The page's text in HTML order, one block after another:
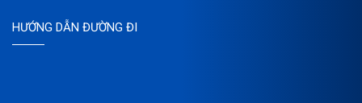
HƯỚNG DẪN ĐƯỜNG ĐI